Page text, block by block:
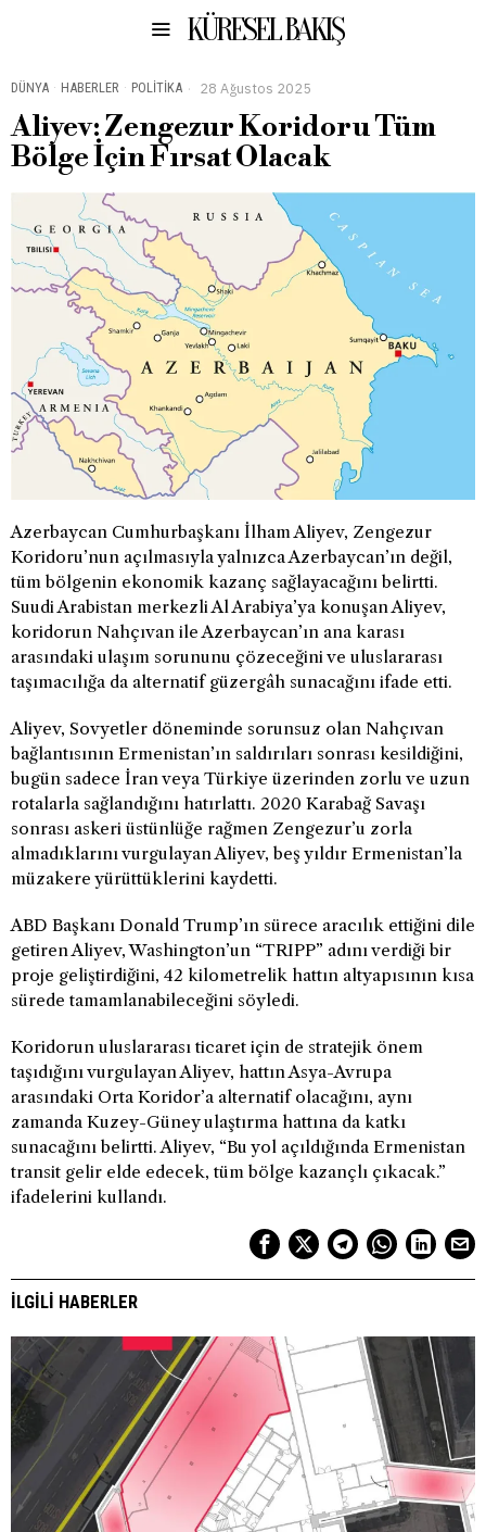
KÜRESEL BAKIŞ
DÜNYA · HABERLER · POLITIKA 28 Ağustos 2025
Aliyev: Zengezur Koridoru Tüm
Bölge İçin Fırsat Olacak
Azerbaycan Cumhurbaşkanı İlham Aliyev, Zengezur
Koridoru’nun açılmasıyla yalnızca Azerbaycan’ın değil,
tüm bölgenin ekonomik kazanç sağlayacağını belirtti.
Suudi Arabistan merkezli Al Arabiya’ya konuşan Aliyev,
koridorun Nahçıvan ile Azerbaycan’ın ana karası
arasındaki ulaşım sorununu çözeceğini ve uluslararası
taşımacılığa da alternatif güzergâh sunacağını ifade etti.
Aliyev, Sovyetler döneminde sorunsuz olan Nahçıvan
bağlantısının Ermenistan’ın saldırıları sonrası kesildiğini,
bugün sadece İran veya Türkiye üzerinden zorlu ve uzun
rotalarla sağlandığını hatırlattı. 2020 Karabağ Savaşı
sonrası askeri üstünlüğe rağmen Zengezur’u zorla
almadıklarını vurgulayan Aliyev, beş yıldır Ermenistan’la
müzakere yürüttüklerini kaydetti.
ABD Başkanı Donald Trump’ın sürece aracılık ettiğini dile
getiren Aliyev, Washington’un “TRIPP” adını verdiği bir
proje geliştirdiğini, 42 kilometrelik hattın altyapısının kısa
sürede tamamlanabileceğini söyledi.
Koridorun uluslararası ticaret için de stratejik önem
taşıdığını vurgulayan Aliyev, hattın Asya-Avrupa
arasındaki Orta Koridor’a alternatif olacağını, aynı
zamanda Kuzey-Güney ulaştırma hattına da katkı
sunacağını belirtti. Aliyev, “Bu yol açıldığında Ermenistan
transit gelir elde edecek, tüm bölge kazançlı çıkacak.”
ifadelerini kullandı.
İLGILI HABERLER